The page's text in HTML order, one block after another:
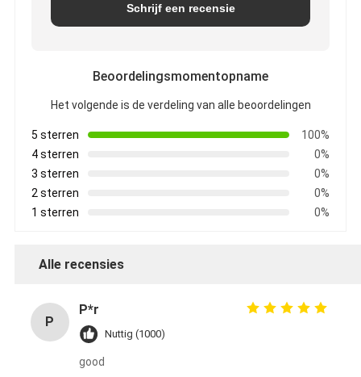
Schrijf een recensie
Beoordelingsmomentopname
Het volgende is de verdeling van alle beoordelingen
5 sterren
100%
4 sterren
0%
3 sterren
0%
2 sterren
0%
1 sterren
0%
Alle recensies
P
P*r
Nuttig (1000)
good